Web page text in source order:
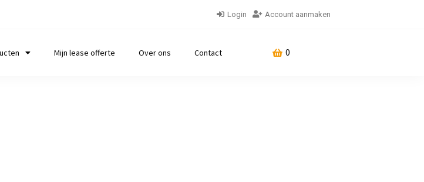
Login Account aanmaken
Mijn lease offerte Over ons Contact 0